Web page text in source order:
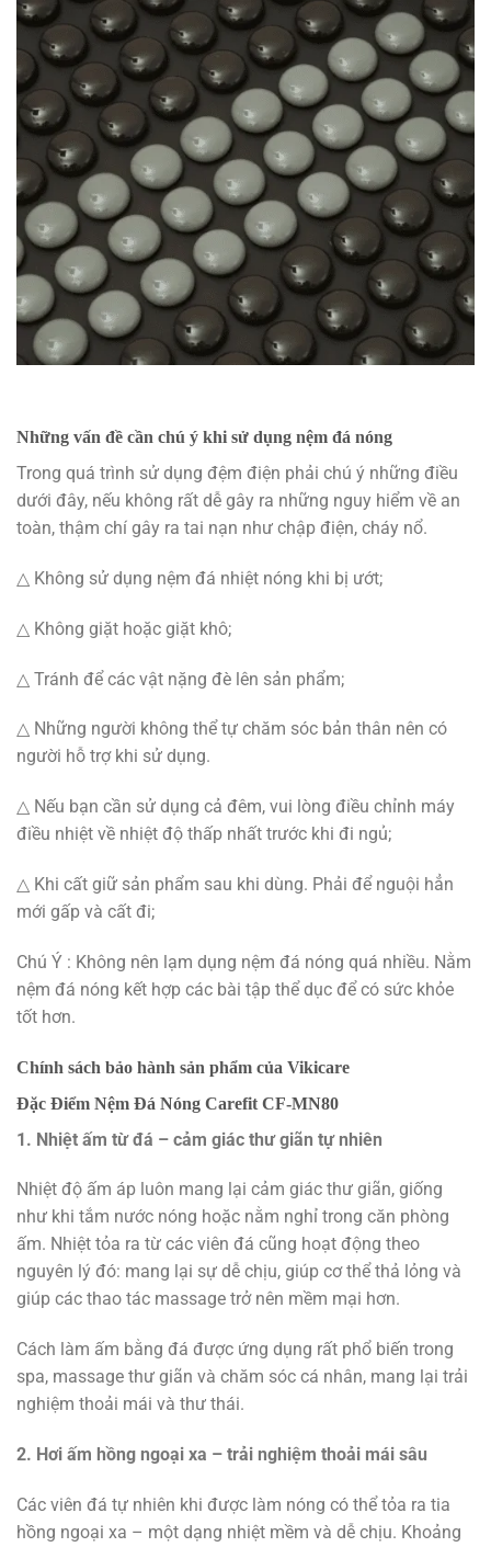
Những vấn đề cần chú ý khi sử dụng nệm đá nóng
Trong quá trình sử dụng đệm điện phải chú ý những điều
dưới đây, nếu không rất dễ gây ra những nguy hiểm về an
toàn, thậm chí gây ra tai nạn như chập điện, cháy nổ.
△ Không sử dụng nệm đá nhiệt nóng khi bị ướt;
△ Không giặt hoặc giặt khô;
△ Tránh để các vật nặng đè lên sản phẩm;
△ Những người không thể tự chăm sóc bản thân nên có
người hỗ trợ khi sử dụng.
△ Nếu bạn cần sử dụng cả đêm, vui lòng điều chỉnh máy
điều nhiệt về nhiệt độ thấp nhất trước khi đi ngủ;
△ Khi cất giữ sản phẩm sau khi dùng. Phải để nguội hẳn
mới gấp và cất đi;
Chú Ý : Không nên lạm dụng nệm đá nóng quá nhiều. Nằm
nệm đá nóng kết hợp các bài tập thể dục để có sức khỏe
tốt hơn.
Chính sách bảo hành sản phẩm của Vikicare
Đặc Điểm Nệm Đá Nóng Carefit CF-MN80
1. Nhiệt ấm từ đá – cảm giác thư giãn tự nhiên
Nhiệt độ ấm áp luôn mang lại cảm giác thư giãn, giống
như khi tắm nước nóng hoặc nằm nghỉ trong căn phòng
ấm. Nhiệt tỏa ra từ các viên đá cũng hoạt động theo
nguyên lý đó: mang lại sự dễ chịu, giúp cơ thể thả lỏng và
giúp các thao tác massage trở nên mềm mại hơn.
Cách làm ấm bằng đá được ứng dụng rất phổ biến trong
spa, massage thư giãn và chăm sóc cá nhân, mang lại trải
nghiệm thoải mái và thư thái.
2. Hơi ấm hồng ngoại xa – trải nghiệm thoải mái sâu
Các viên đá tự nhiên khi được làm nóng có thể tỏa ra tia
hồng ngoại xa – một dạng nhiệt mềm và dễ chịu. Khoảng